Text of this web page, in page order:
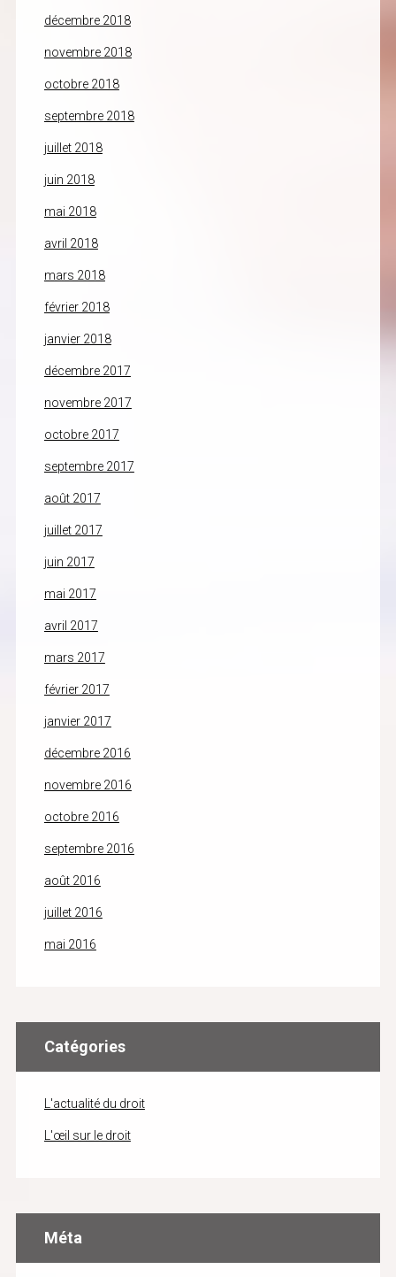
décembre 2018
novembre 2018
octobre 2018
septembre 2018
juillet 2018
juin 2018
mai 2018
avril 2018
mars 2018
février 2018
janvier 2018
décembre 2017
novembre 2017
octobre 2017
septembre 2017
août 2017
juillet 2017
juin 2017
mai 2017
avril 2017
mars 2017
février 2017
janvier 2017
décembre 2016
novembre 2016
octobre 2016
septembre 2016
août 2016
juillet 2016
mai 2016
Catégories
L'actualité du droit
L'œil sur le droit
Méta